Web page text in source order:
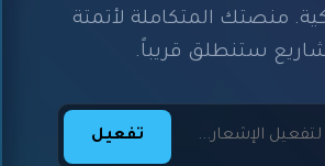
منصتك المتكاملة لأتمتة
ستنطلق قريباً.
تفعيل